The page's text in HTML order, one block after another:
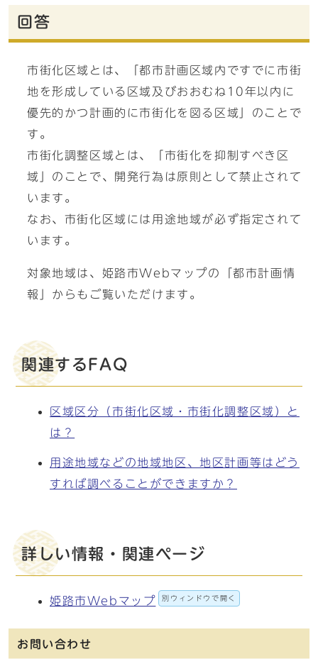
回答
市街化区域とは、「都市計画区域内ですでに市街
地を形成している区域及びおおむね10年以内に
優先的かつ計画的に市街化を図る区域」のことで
す。
市街化調整区域とは、「市街化を抑制すべき区
域」のことで、開発行為は原則として禁止されて
います。
なお、市街化区域には用途地域が必ず指定されて
います。
対象地域は、姫路市Webマップの「都市計画情
報」からもご覧いただけます。
関連するFAQ
区域区分（市街化区域・市街化調整区域）と
は？
用途地域などの地域地区、地区計画等はどう
すれば調べることができますか？
詳しい情報・関連ページ
姫路市Webマップ 別ウィンドウで開く
お問い合わせ